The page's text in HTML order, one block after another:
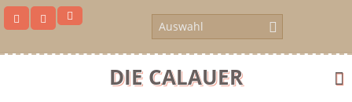
Skip
DIE CALAUER